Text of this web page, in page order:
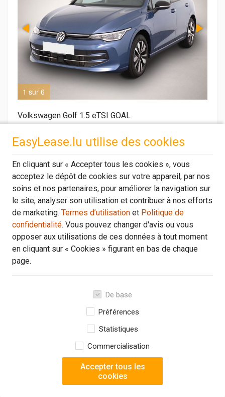
1 sur 6
Volkswagen Golf 1.5 eTSI GOAL
Transmission Kilométrage Style de carrosserie
Première immatriculation
01/2025
kW / HP
HPKW 110 kW/148 PS KW/148 HP
Couleur extérieure
Bleu
Ou
EasyLease.lu utilise des cookies
En cliquant sur « Accepter tous les cookies », vous
acceptez le dépôt de cookies sur votre appareil, par nos
soins et nos partenaires, pour améliorer la navigation sur
le site, analyser son utilisation et contribuer à nos efforts
de marketing. Termes d’utilisation et Politique de
confidentialité. Vous pouvez changer d'avis ou vous
opposer aux utilisations de ces données à tout moment
en cliquant sur « Cookies » figurant en bas de chaque
page.
De base
Préférences
Statistiques
Commercialisation
Accepter tous les
cookies